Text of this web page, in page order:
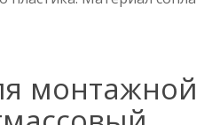
монтажной